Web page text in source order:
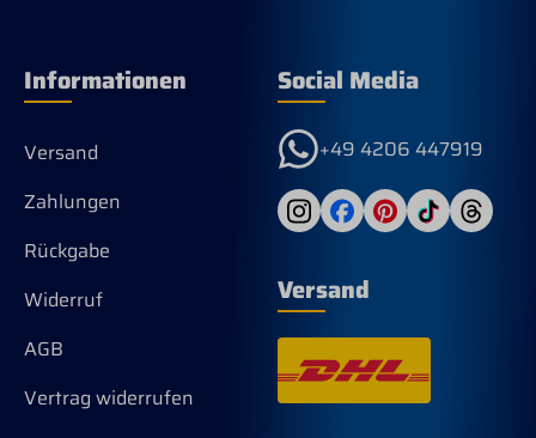
Informationen
Versand
Zahlungen
Rückgabe
Widerruf
AGB
Vertrag widerrufen
Social Media
+49 4206 447919
Versand